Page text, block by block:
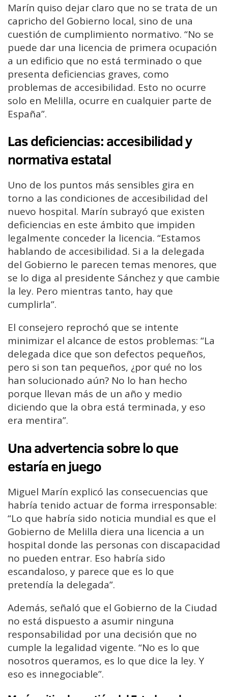
Marín quiso dejar claro que no se trata de un
capricho del Gobierno local, sino de una
cuestión de cumplimiento normativo. “No se
puede dar una licencia de primera ocupación
a un edificio que no está terminado o que
presenta deficiencias graves, como
problemas de accesibilidad. Esto no ocurre
solo en Melilla, ocurre en cualquier parte de
España”.
Las deficiencias: accesibilidad y
normativa estatal
Uno de los puntos más sensibles gira en
torno a las condiciones de accesibilidad del
nuevo hospital. Marín subrayó que existen
deficiencias en este ámbito que impiden
legalmente conceder la licencia. “Estamos
hablando de accesibilidad. Si a la delegada
del Gobierno le parecen temas menores, que
se lo diga al presidente Sánchez y que cambie
la ley. Pero mientras tanto, hay que
cumplirla”.
El consejero reprochó que se intente
minimizar el alcance de estos problemas: “La
delegada dice que son defectos pequeños,
pero si son tan pequeños, ¿por qué no los
han solucionado aún? No lo han hecho
porque llevan más de un año y medio
diciendo que la obra está terminada, y eso
era mentira”.
Una advertencia sobre lo que
estaría en juego
Miguel Marín explicó las consecuencias que
habría tenido actuar de forma irresponsable:
“Lo que habría sido noticia mundial es que el
Gobierno de Melilla diera una licencia a un
hospital donde las personas con discapacidad
no pueden entrar. Eso habría sido
escandaloso, y parece que es lo que
pretendía la delegada”.
Además, señaló que el Gobierno de la Ciudad
no está dispuesto a asumir ninguna
responsabilidad por una decisión que no
cumple la legalidad vigente. “No es lo que
nosotros queramos, es lo que dice la ley. Y
eso es innegociable”.